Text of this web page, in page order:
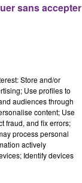
14h00 -
La
Store and/or
Use profiles to
audiences through
content; Use
fraud, and fix errors;
process personal
actively
Identify devices
sans accepter